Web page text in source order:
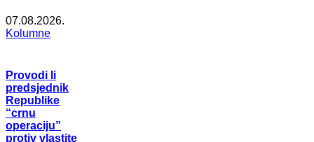
07.08.2026.
Kolumne
Provodi li
predsjednik
Republike
“crnu
operaciju”
protiv vlastite